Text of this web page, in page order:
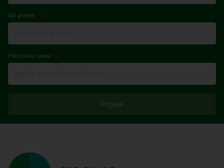
Vaš priimek
Elektronski naslov
Prijava